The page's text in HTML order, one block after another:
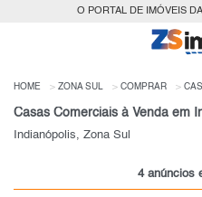
O PORTAL DE IMÓVEIS DA
HOME ZONA SUL COMPRAR
Indianópolis, Zona Sul
4 anúncios